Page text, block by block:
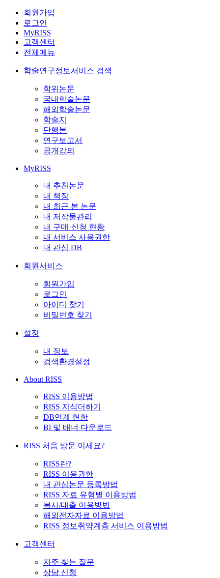
회원가입
로그인
MyRISS
고객센터
전체메뉴
학술연구정보서비스 검색
학위논문
국내학술논문
해외학술논문
학술지
단행본
연구보고서
공개강의
MyRISS
내 추천논문
내 책장
내 최근 본 논문
내 저작물관리
내 구매·신청 현황
내 서비스 사용권한
내 관심 DB
회원서비스
회원가입
로그인
아이디 찾기
비밀번호 찾기
설정
내 정보
검색환경설정
About RISS
RISS 이용방법
RISS 지식더하기
DB연계 현황
BI 및 배너 다운로드
RISS 처음 방문 이세요?
RISS란?
RISS 이용권한
내 관심논문 등록방법
RISS 자료 유형별 이용방법
복사/대출 이용방법
해외전자자료 이용방법
RISS 정보취약계층 서비스 이용방법
고객센터
자주 찾는 질문
상담 신청